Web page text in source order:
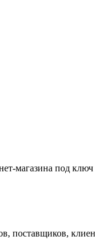
магазина под ключ
поставщиков,